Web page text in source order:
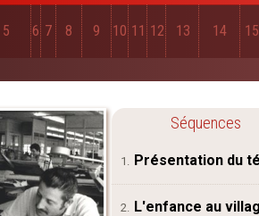
5 6 7 8 9 10 11 12 13 14 15
Séquences
1. Présentation du
2. L'enfance au